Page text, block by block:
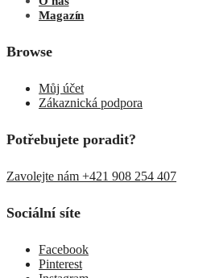
Magazín
Browse
Můj účet
Zákaznická podpora
Potřebujete poradit?
Zavolejte nám +421 908 254 407
Sociální síte
Facebook
Pinterest